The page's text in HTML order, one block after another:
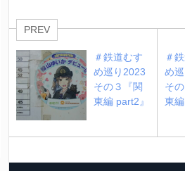
PREV
＃鉄道むす
め巡り2023
その３『関
東編 part2』
＃
め
そ
東編